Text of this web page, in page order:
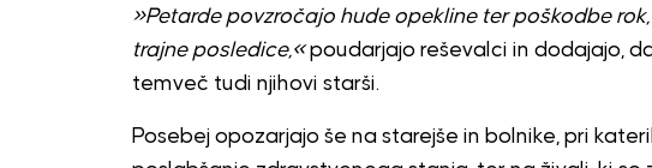
»Petarde povzročajo hude opekline ter poškodbe
trajne posledice,«poudarjajo reševalci in dodajajo,
temveč tudi njihovi starši.
Posebej opozarjajo še na starejše in bolnike, pri